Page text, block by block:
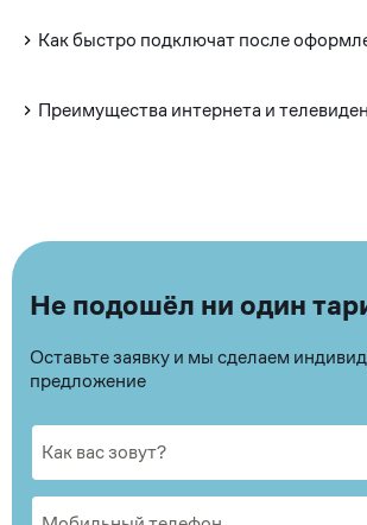
Как быстро подключат после
Преимущества интернета и
Не подошёл ни один
Оставьте заявку и мы сделаем
предложение